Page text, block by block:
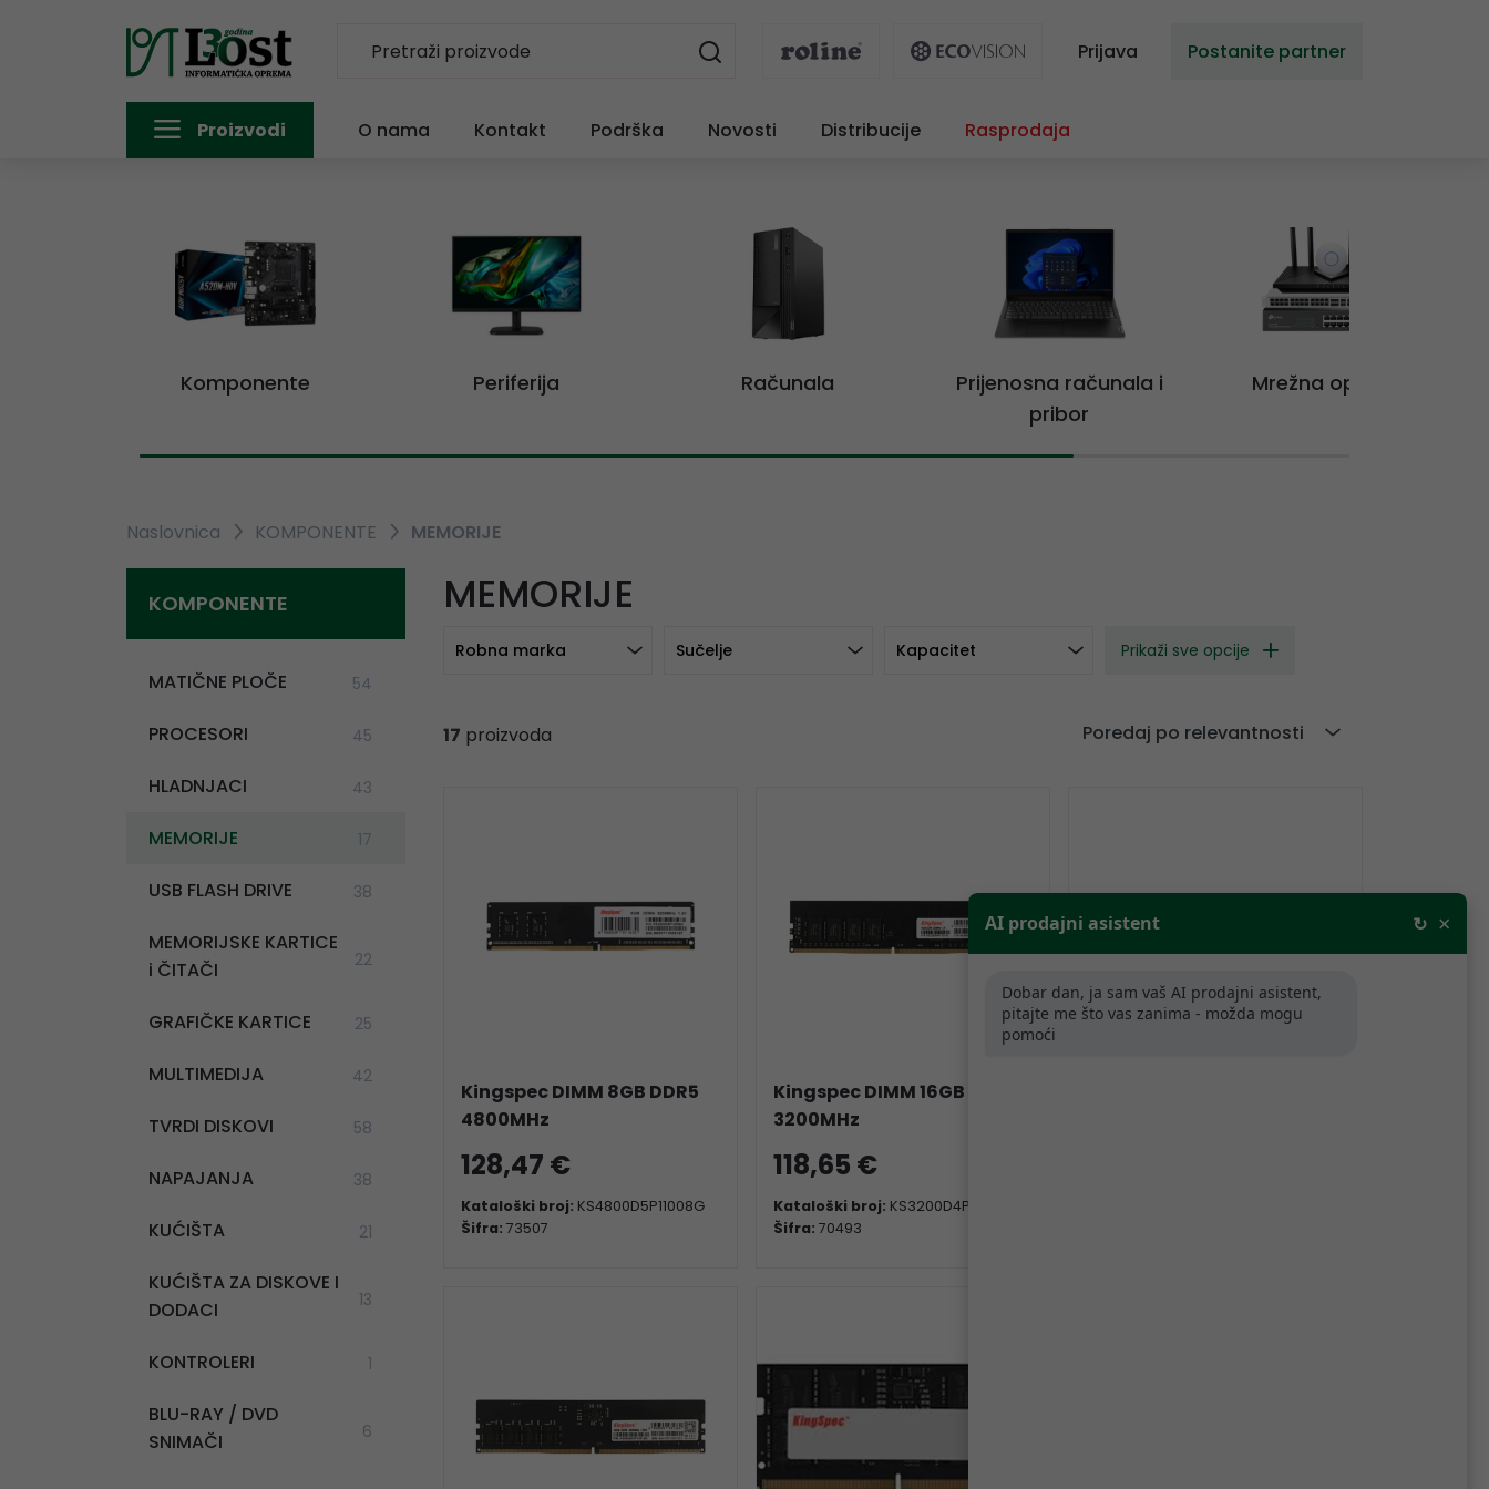
Prijava Postanite partner
Proizvodi O nama Kontakt Podrška Novosti Distribucije Rasprodaja
Komponente Periferija Računala
Prijenosna računala i
pribor
Mrežna oprema
Naslovnica KOMPONENTE MEMORIJE
KOMPONENTE
MATIČNE PLOČE 54
PROCESORI 45
HLADNJACI 43
MEMORIJE 17
USB FLASH DRIVE 38
MEMORIJSKE KARTICE
i ČITAČI
22
GRAFIČKE KARTICE 25
MULTIMEDIJA 42
TVRDI DISKOVI 58
NAPAJANJA 38
KUĆIŠTA 21
KUĆIŠTA ZA DISKOVE I
DODACI
13
KONTROLERI 1
BLU-RAY / DVD
SNIMAČI
6
MEMORIJE
Robna marka Sučelje Kapacitet Prikaži sve opcije
17 proizvoda Poredaj po relevantnosti
Kingspec DIMM 8GB DDR5
4800MHz
128,47 €
Kataloški broj: KS4800D5P11008G
Šifra: 73507
Kingspec DIMM 16GB DDR4
3200MHz
118,65 €
Kataloški broj: KS3200D4P13516G
Šifra: 70493
AI prodajni asistent ↻ ×
Dobar dan, ja sam vaš AI prodajni asistent,
pitajte me što vas zanima - možda mogu
pomoći